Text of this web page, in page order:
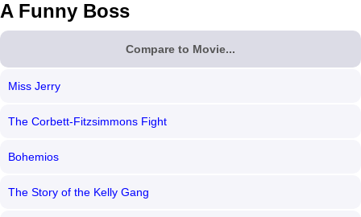
A Funny Boss
Compare to Movie...
Miss Jerry
The Corbett-Fitzsimmons Fight
Bohemios
The Story of the Kelly Gang